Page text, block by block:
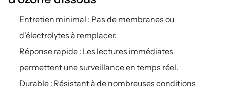
Entretien minimal : Pas de membranes ou
d'électrolytes à remplacer.
Réponse rapide : Les lectures immédiates
permettent une surveillance en temps réel.
Durable : Résistant à de nombreuses conditions